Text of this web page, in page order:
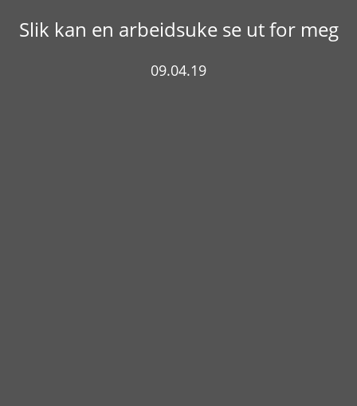
Slik kan en arbeidsuke se ut for meg
09.04.19